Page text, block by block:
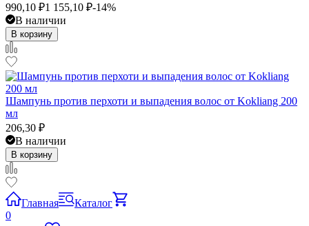
990,10 ₽1 155,10 ₽-14%
В наличии
В корзину
Шампунь против перхоти и выпадения волос от Kokliang 200
мл
206,30 ₽
В наличии
В корзину
Главная
Каталог
0